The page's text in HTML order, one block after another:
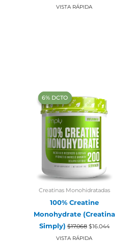
original
VISTA RÁPIDA
‍6% DCTO‍‍
‍6% DCTO‍‍
Creatinas Monohidratadas
100% Creatine
Monohydrate (Creatina
Simply) $17.068 El
precio
original
$16.044
precio
VISTA RÁPIDA